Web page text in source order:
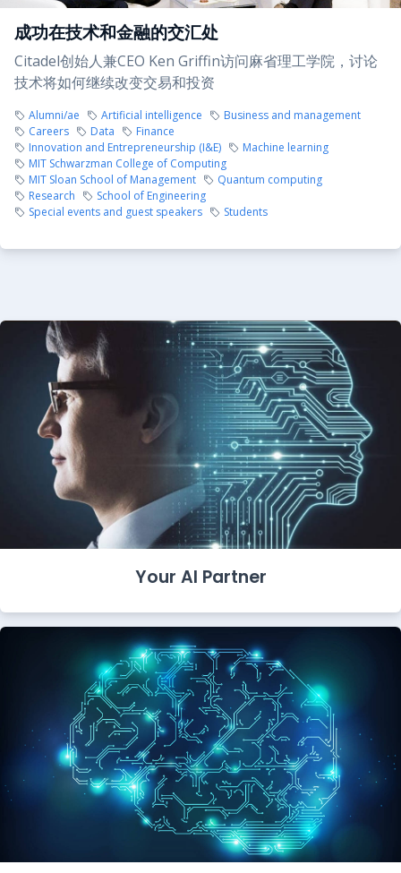
成功在技术和金融的交汇处
Citadel创始人兼CEO Ken Griffin访问麻省理工学院，讨论
技术将如何继续改变交易和投资
Alumni/ae Artificial intelligence
Business and management
Careers
Data
Finance
Innovation and Entrepreneurship (I&E)
Machine learning
MIT Schwarzman College of Computing
MIT Sloan School of Management
Quantum computing
Research
School of Engineering
Special events and guest speakers
Students
Your AI Partner